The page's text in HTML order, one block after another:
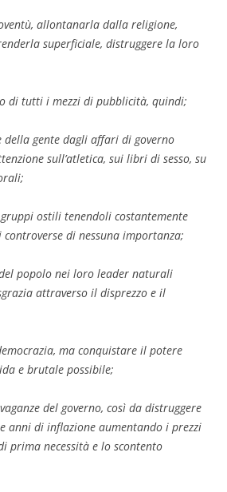
allontanarla dalla religione,
superficiale, distruggere la loro
di tutti i mezzi di pubblicità, quindi;
della gente dagli affari di governo
sull’atletica, sui libri di sesso, su
ostili tenendoli costantemente
di nessuna importanza;
popolo nei loro leader naturali
attraverso il disprezzo e il
ma conquistare il potere
e brutale possibile;
del governo, così da distruggere
anni di inflazione aumentando i prezzi
prima necessità e lo scontento